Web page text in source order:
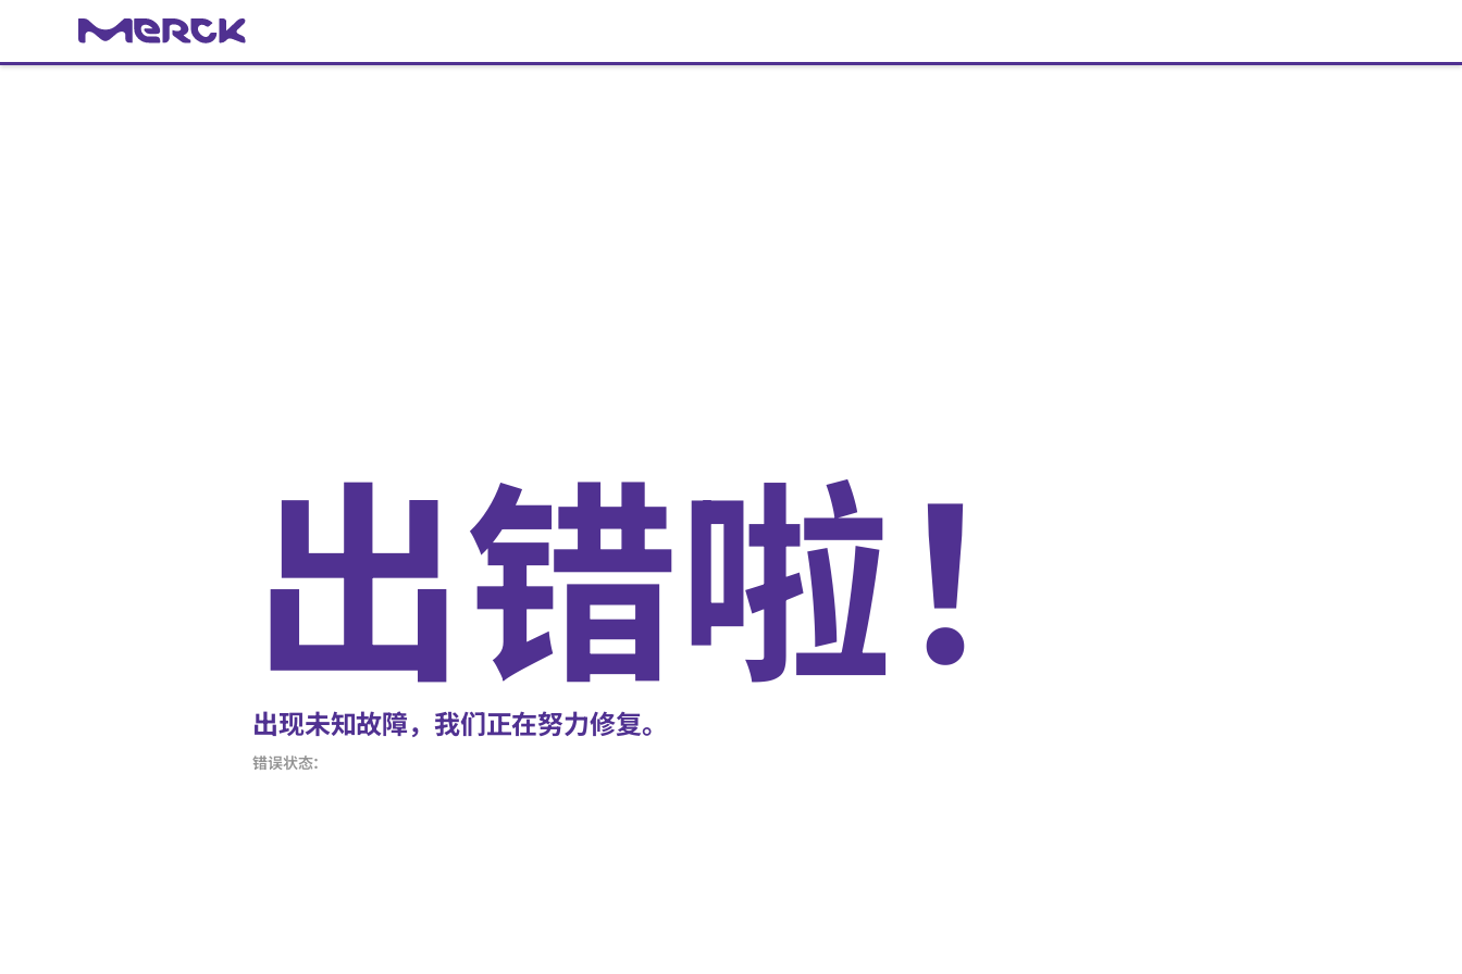
出错啦！
出现未知故障，我们正在努力修复。
错误状态：